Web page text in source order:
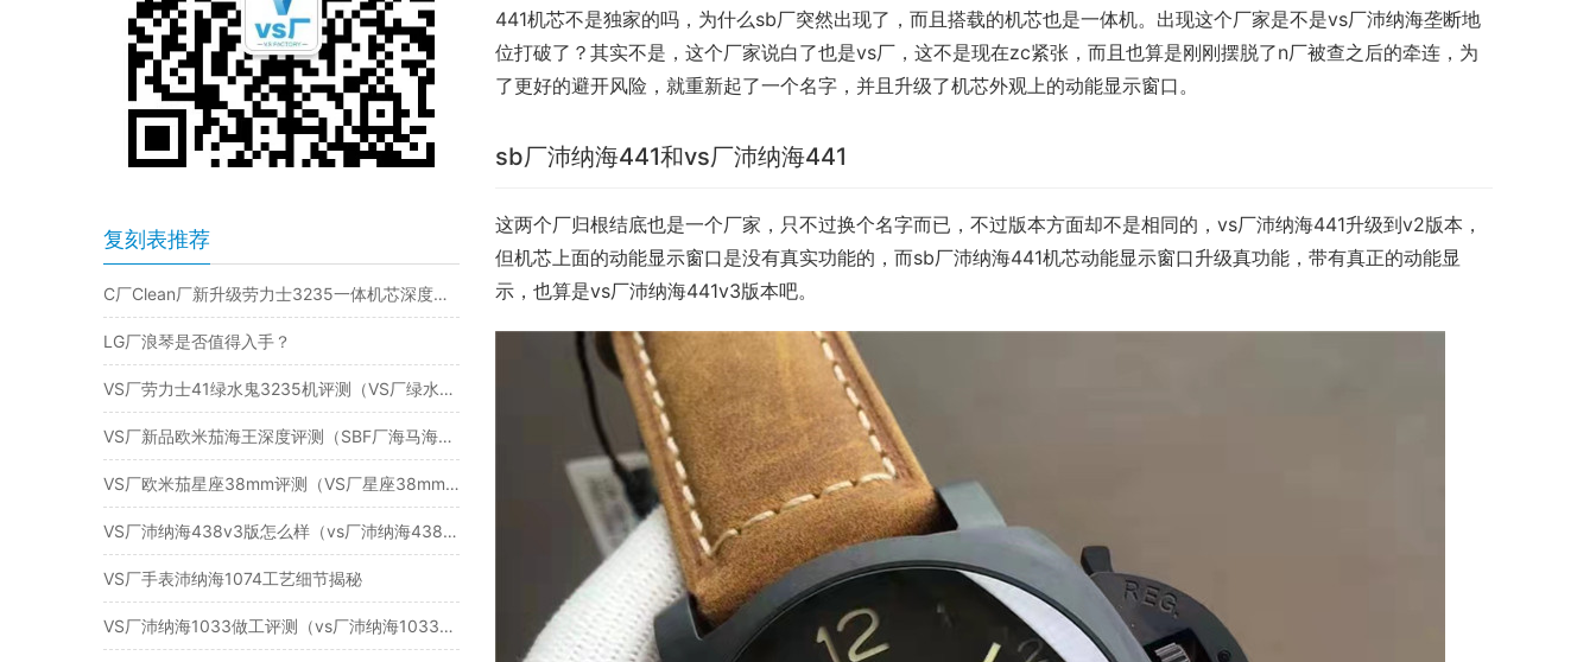
441机芯不是独家的吗，为什么sb厂突然出现了，而且搭载的机芯也是一体机。出现这个厂家是不是vs厂沛纳海垄断地
位打破了？其实不是，这个厂家说白了也是vs厂，这不是现在zc紧张，而且也算是刚刚摆脱了n厂被查之后的牵连，为
了更好的避开风险，就重新起了一个名字，并且升级了机芯外观上的动能显示窗口。
sb厂沛纳海441和vs厂沛纳海441
这两个厂归根结底也是一个厂家，只不过换个名字而已，不过版本方面却不是相同的，vs厂沛纳海441升级到v2版本，
但机芯上面的动能显示窗口是没有真实功能的，而sb厂沛纳海441机芯动能显示窗口升级真功能，带有真正的动能显
示，也算是vs厂沛纳海441v3版本吧。
复刻表推荐
C厂Clean厂新升级劳力士3235一体机芯深度剖析劳力士复刻表的性能变革
LG厂浪琴是否值得入手？
VS厂劳力士41绿水鬼3235机评测（VS厂绿水鬼3235机芯值得入手吗）
VS厂新品欧米茄海王深度评测（SBF厂海马海王值得入手吗）
VS厂欧米茄星座38mm评测（VS厂星座38mm做工有破绽吗）
VS厂沛纳海438v3版怎么样（vs厂沛纳海438质量一眼假吗）
VS厂手表沛纳海1074工艺细节揭秘
VS厂沛纳海1033做工评测（vs厂沛纳海1033质量怎么样）